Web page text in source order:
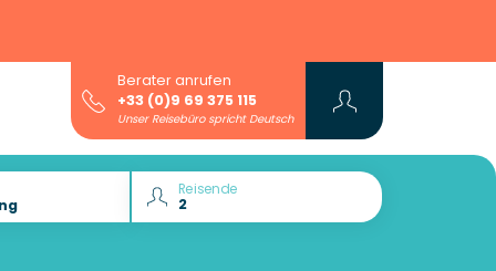
Berater anrufen
+33 (0)9 69 375 115
Unser Reisebüro spricht Deutsch
Reisende